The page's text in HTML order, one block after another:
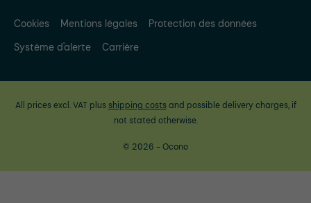
Cookies Mentions légales
Protection des données
Système d'alerte
Carrière
All prices excl. VAT plus shipping costsand possible delivery charges, if
not stated otherwise.
© 2026 - Ocono